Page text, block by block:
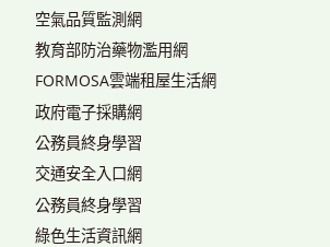
空氣品質監測網
教育部防治藥物濫用網
FORMOSA雲端租屋生活網
政府電子採購網
公務員終身學習
交通安全入口網
公務員終身學習
綠色生活資訊網